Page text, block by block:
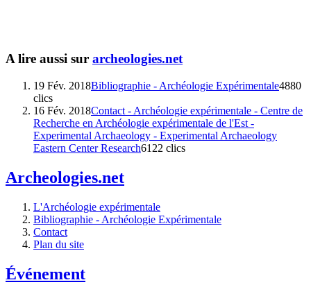
A lire aussi sur archeologies.net
19 Fév. 2018Bibliographie - Archéologie Expérimentale4880
clics
16 Fév. 2018Contact - Archéologie expérimentale - Centre de
Recherche en Archéologie expérimentale de l'Est -
Experimental Archaeology - Experimental Archaeology
Eastern Center Research6122 clics
Archeologies.net
L'Archéologie expérimentale
Bibliographie - Archéologie Expérimentale
Contact
Plan du site
Événement